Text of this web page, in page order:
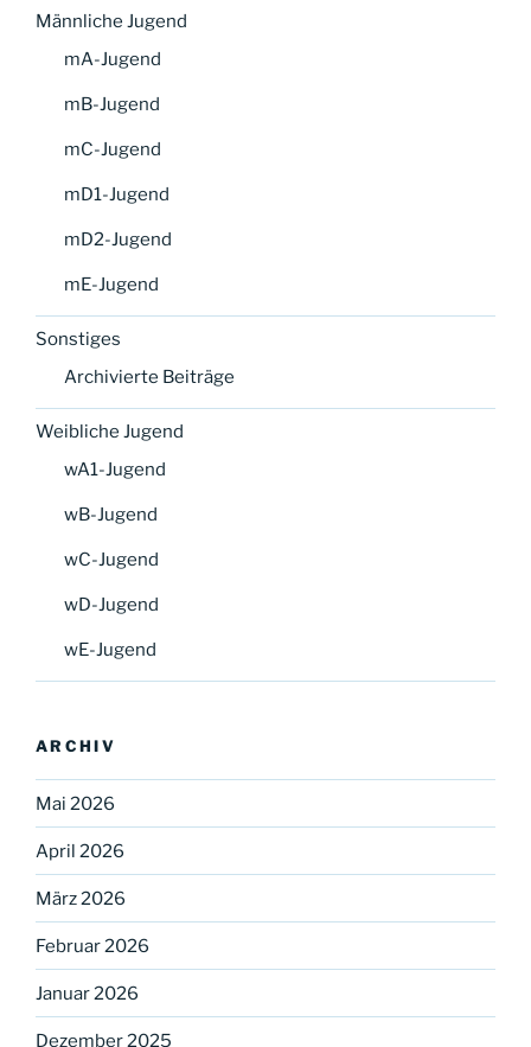
Männliche Jugend
mA-Jugend
mB-Jugend
mC-Jugend
mD1-Jugend
mD2-Jugend
mE-Jugend
Sonstiges
Archivierte Beiträge
Weibliche Jugend
wA1-Jugend
wB-Jugend
wC-Jugend
wD-Jugend
wE-Jugend
ARCHIV
Mai 2026
April 2026
März 2026
Februar 2026
Januar 2026
Dezember 2025